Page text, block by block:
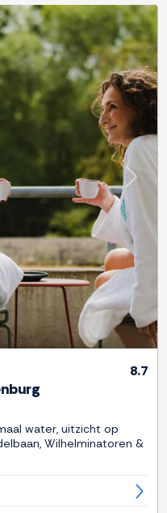
Next
8.7
water, uitzicht op
Wilhelminatoren &